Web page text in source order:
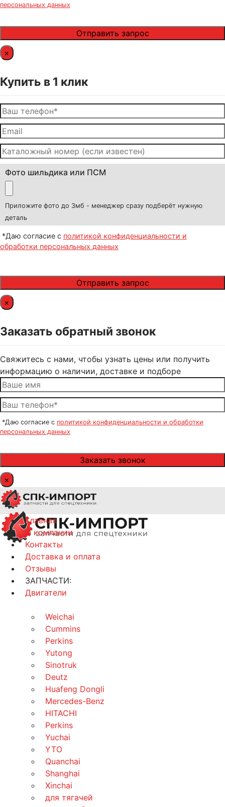
персональных данных
×
Купить в 1 клик
Фото шильдика или ПСМ
Приложите фото до 3мб - менеджер сразу подберёт нужную
деталь
*Даю согласие с политикой конфиденциальности и
обработки персональных данных
×
Заказать обратный звонок
Свяжитесь с нами, чтобы узнать цены или получить
информацию о наличии, доставке и подборе
*Даю согласие с политикой конфиденциальности и обработки
персональных данных
×
Главная
О компании
Контакты
Доставка и оплата
Отзывы
ЗАПЧАСТИ:
Двигатели
Weichai
Cummins
Perkins
Yutong
Sinotruk
Deutz
Huafeng Dongli
Mercedes-Benz
HITACHI
Perkins
Yuchai
YTO
Quanchai
Shanghai
Xinchai
для тягачей